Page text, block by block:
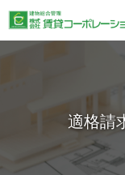
適格請